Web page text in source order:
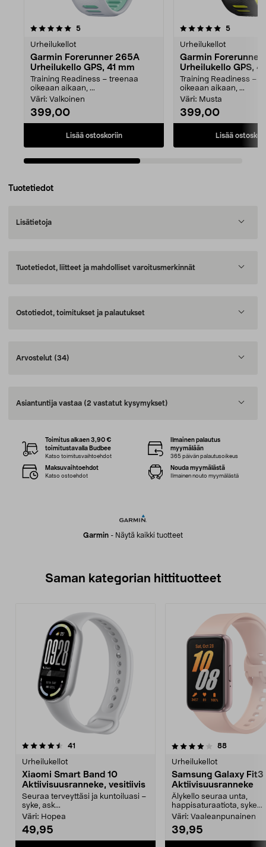
5arvostelut
Urheilukellot
Garmin Forerunner 265A
Urheilukello GPS, 41 mm
Training Readiness – treenaa
oikeaan aikaan, ...
Väri: Valkoinen
399,00
Lisää ostoskoriin
5.0viidestä
5arvostelut
Urheilukellot
Garmin Forerunner
Urheilukello GPS,
Training Readiness –
oikeaan aikaan, ...
Väri: Musta
399,00
Lisää
5.0viidestä
Tuotetiedot
Lisätietoja
Tuotetiedot, liitteet ja mahdolliset varoitusmerkinnät
Ostotiedot, toimitukset ja palautukset
Arvostelut (34)
Asiantuntija vastaa (2 vastatut kysymykset)
Garmin - Näytä kaikki tuotteet
Toimitus alkaen 3,90 €
toimitustavalla Budbee
Katso toimitusvaihtoehdot
Ilmainen palautus
myymälään
365 päivän palautusoikeus
Maksuvaihtoehdot
Katso ostoehdot
Nouda myymälästä
Ilmainen nouto myymälästä
Saman kategorian hittituotteet
41
Urheilukellot
Xiaomi Smart Band 10
Aktiivisuusranneke, vesitiivis
Seuraa terveyttäsi ja kuntoiluasi –
syke, ask...
Väri: Hopea
49,95
4.0 viidestä
88arvostelut
Urheilukellot
Samsung Galaxy Fit3
Aktiivisuusranneke
Älykello seuraa unta,
happisaturaatiota, syke...
Väri: Vaaleanpunainen
39,95
4.5 viidestä